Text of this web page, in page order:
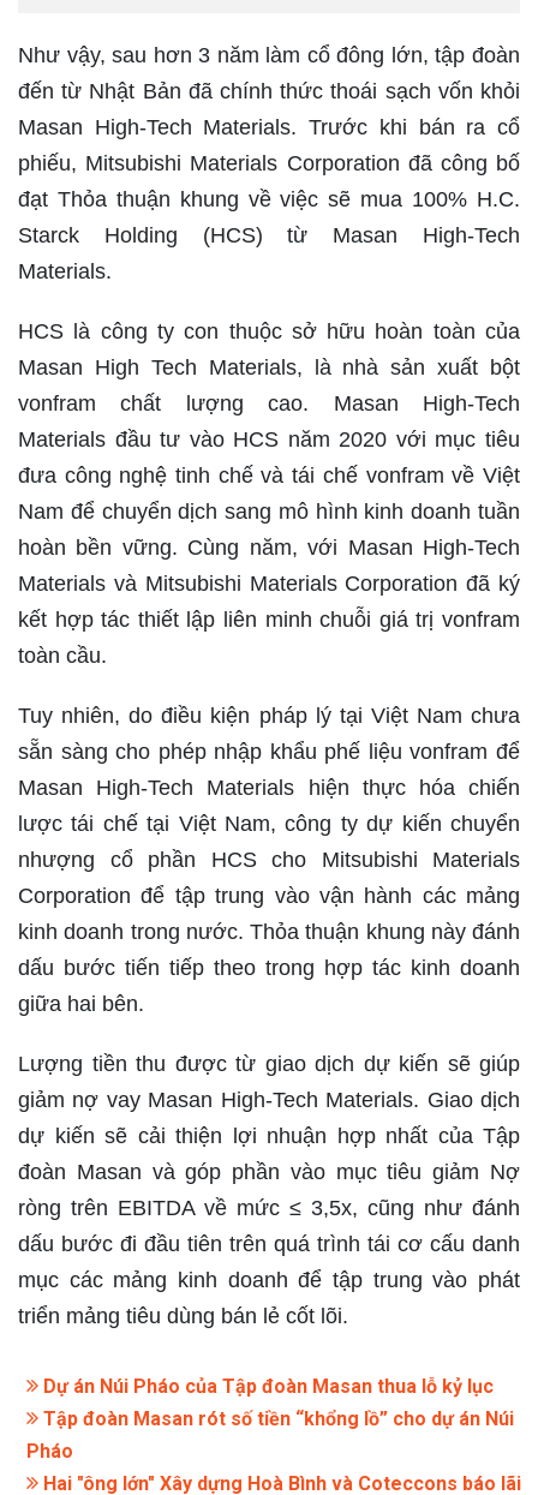
Như vậy, sau hơn 3 năm làm cổ đông lớn, tập đoàn
đến từ Nhật Bản đã chính thức thoái sạch vốn khỏi
Masan High-Tech Materials. Trước khi bán ra cổ
phiếu, Mitsubishi Materials Corporation đã công bố
đạt Thỏa thuận khung về việc sẽ mua 100% H.C.
Starck Holding (HCS) từ Masan High-Tech
Materials.
HCS là công ty con thuộc sở hữu hoàn toàn của
Masan High Tech Materials, là nhà sản xuất bột
vonfram chất lượng cao. Masan High-Tech
Materials đầu tư vào HCS năm 2020 với mục tiêu
đưa công nghệ tinh chế và tái chế vonfram về Việt
Nam để chuyển dịch sang mô hình kinh doanh tuần
hoàn bền vững. Cùng năm, với Masan High-Tech
Materials và Mitsubishi Materials Corporation đã ký
kết hợp tác thiết lập liên minh chuỗi giá trị vonfram
toàn cầu.
Tuy nhiên, do điều kiện pháp lý tại Việt Nam chưa
sẵn sàng cho phép nhập khẩu phế liệu vonfram để
Masan High-Tech Materials hiện thực hóa chiến
lược tái chế tại Việt Nam, công ty dự kiến chuyển
nhượng cổ phần HCS cho Mitsubishi Materials
Corporation để tập trung vào vận hành các mảng
kinh doanh trong nước. Thỏa thuận khung này đánh
dấu bước tiến tiếp theo trong hợp tác kinh doanh
giữa hai bên.
Lượng tiền thu được từ giao dịch dự kiến ​​sẽ giúp
giảm nợ vay Masan High-Tech Materials. Giao dịch
dự kiến ​​sẽ cải thiện lợi nhuận hợp nhất của Tập
đoàn Masan và góp phần vào mục tiêu giảm Nợ
ròng trên EBITDA về mức ≤ 3,5x, cũng như đánh
dấu bước đi đầu tiên trên quá trình tái cơ cấu danh
mục các mảng kinh doanh để tập trung vào phát
triển mảng tiêu dùng bán lẻ cốt lõi.
Dự án Núi Pháo của Tập đoàn Masan thua lỗ kỷ lục
Tập đoàn Masan rót số tiền “khổng lồ” cho dự án Núi
Pháo
Hai "ông lớn" Xây dựng Hoà Bình và Coteccons báo lãi